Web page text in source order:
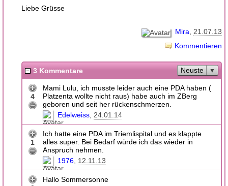
Liebe Grüsse
Mira 21.07.13
Kommentieren
3 Kommentare Neuste
4
Mami Lulu, ich musste leider auch eine PDA haben (
Platzenta wollte nicht raus) habe auch im ZBerg
geboren und seit her rückenschmerzen.
Edelweiss 24.01.14
1
Ich hatte eine PDA im Triemlispital und es klappte
alles super. Bei Bedarf würde ich das wieder in
Anspruch nehmen.
1976 12.11.13
Hallo Sommersonne